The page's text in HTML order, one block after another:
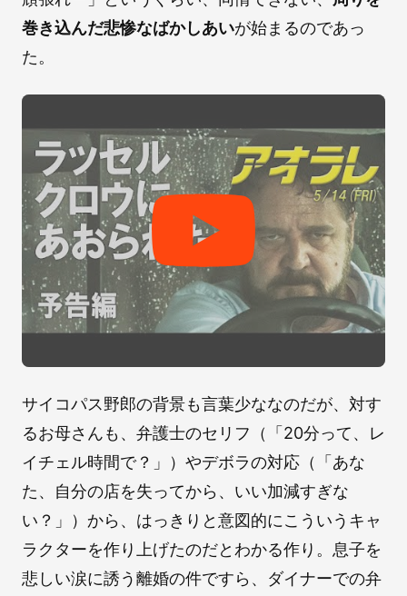
巻き込んだ悲惨なばかしあいが始まるのであっ
た。
サイコパス野郎の背景も言葉少ななのだが、対す
るお母さんも、弁護士のセリフ（「20分って、レ
イチェル時間で？」）やデボラの対応（「あな
た、自分の店を失ってから、いい加減すぎな
い？」）から、はっきりと意図的にこういうキャ
ラクターを作り上げたのだとわかる作り。息子を
悲しい涙に誘う離婚の件ですら、ダイナーでの弁